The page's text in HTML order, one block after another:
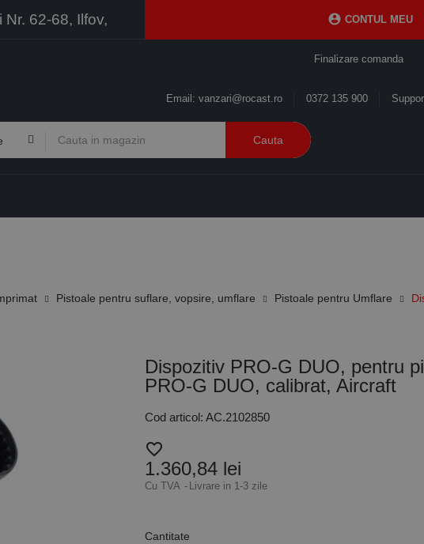
62-68, Ilfov,  CONTUL MEU
Finalizare comanda
0372 135 900
Email: vanzari@rocast.ro
Cauta
Pistoale pentru suflare, vopsire, umflare Pistoale pentru Umflare
Dispozitiv PRO-G DUO, pentru
PRO-G DUO, calibrat, Aircraft
Cod articol: AC.2102850
favorite_border
1.360,84 lei
Cu TVA Livrare in 1-3 zile
Cantitate